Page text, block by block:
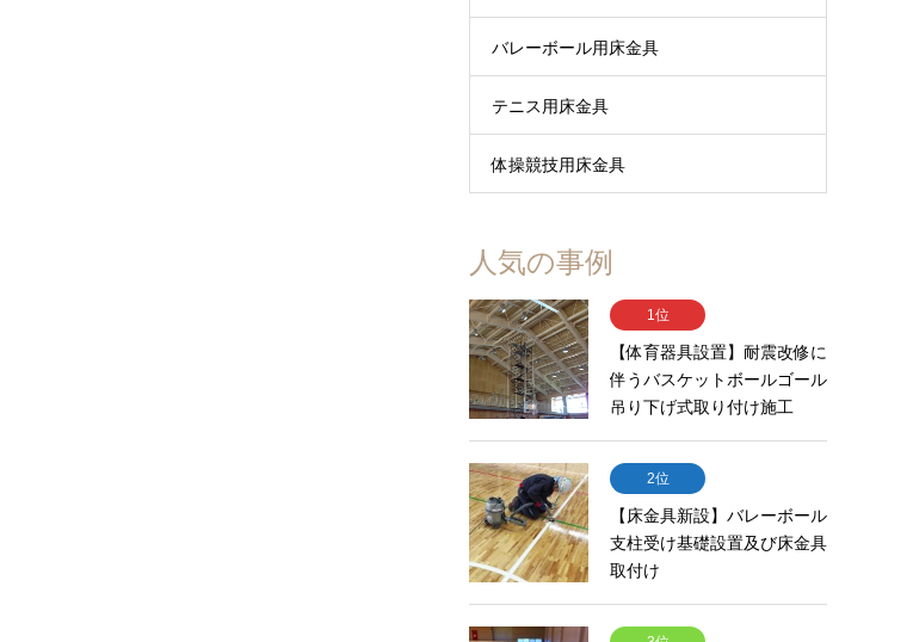
バレーボール用床金具
テニス用床金具
体操競技用床金具
人気の事例
1位
【体育器具設置】耐震改修に
伴うバスケットボールゴール
吊り下げ式取り付け施工
2位
【床金具新設】バレーボール
支柱受け基礎設置及び床金具
取付け